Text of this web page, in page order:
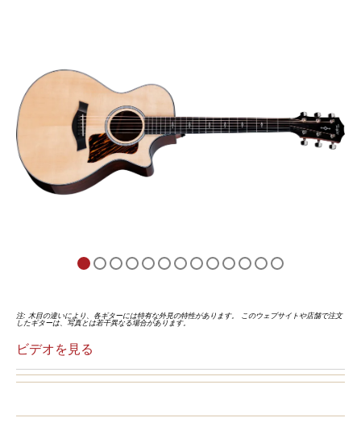
注: 木目の違いにより、各ギターには特有な外見の特性があります。 このウェブサイトや店舗で注文
したギターは、写真とは若干異なる場合があります。
ビデオを見る